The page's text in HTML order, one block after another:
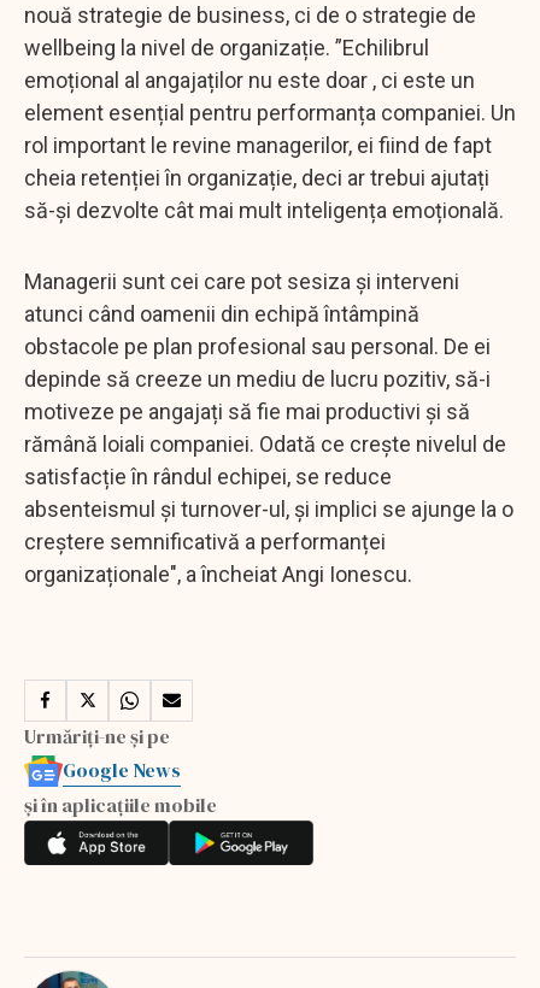
nouă strategie de business, ci de o strategie de
wellbeing la nivel de organizație. ”Echilibrul
emoțional al angajaților nu este doar , ci este un
element esențial pentru performanța companiei. Un
rol important le revine managerilor, ei fiind de fapt
cheia retenției în organizație, deci ar trebui ajutați
să-și dezvolte cât mai mult inteligența emoțională.
Managerii sunt cei care pot sesiza și interveni
atunci când oamenii din echipă întâmpină
obstacole pe plan profesional sau personal. De ei
depinde să creeze un mediu de lucru pozitiv, să-i
motiveze pe angajați să fie mai productivi și să
rămână loiali companiei. Odată ce crește nivelul de
satisfacție în rândul echipei, se reduce
absenteismul și turnover-ul, și implici se ajunge la o
creștere semnificativă a performanței
organizaționale", a încheiat Angi Ionescu.
Urmăriți-ne și pe
Google News
și în aplicațiile mobile